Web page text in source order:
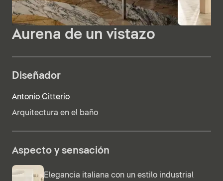
Aurena de un vistazo
Diseñador
Antonio Citterio
Arquitectura en el baño
Aspecto y sensación
Elegancia italiana con un estilo industrial